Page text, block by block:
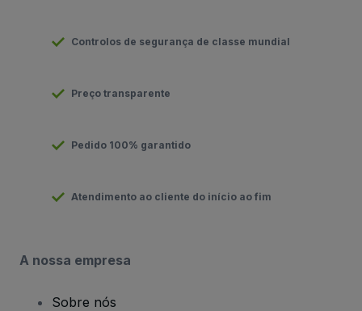
Controlos de segurança de classe mundial
Preço transparente
Pedido 100% garantido
Atendimento ao cliente do início ao fim
A nossa empresa
Sobre nós